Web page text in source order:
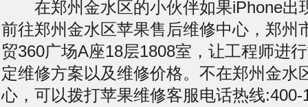
在郑州金水区的小伙伴如果iPhone出
前往郑州金水区苹果售后维修中心，郑州
贸360广场A座18层1808室，让工程师进
定维修方案以及维修价格。不在郑州金水
心，可以拨打苹果维修客服电话热线:400-